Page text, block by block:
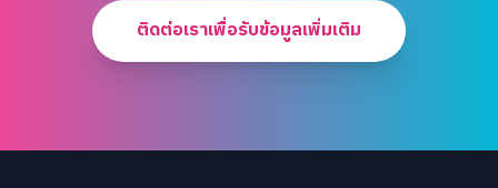
ติดต่อเราเพื่อรับข้อมูลเพิ่มเติม